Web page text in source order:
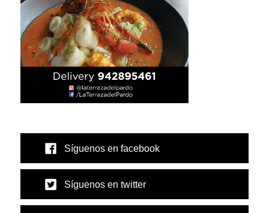
Síguenos en facebook
Síguenos en twitter